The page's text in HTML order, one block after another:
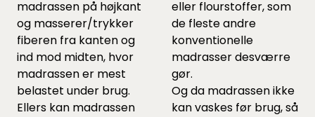
madrassen på højkant
og masserer/trykker
fiberen fra kanten og
ind mod midten, hvor
madrassen er mest
belastet under brug.
Ellers kan madrassen
eller flourstoffer, som
de fleste andre
konventionelle
madrasser desværre
gør.
Og da madrassen ikke
kan vaskes før brug, så